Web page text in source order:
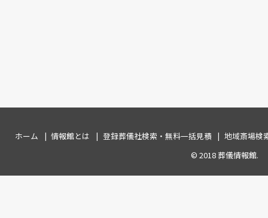
ホーム 情報館とは 登録葬儀社検索・無料一括見積
地域斎場検
© 2018葬儀情報館.